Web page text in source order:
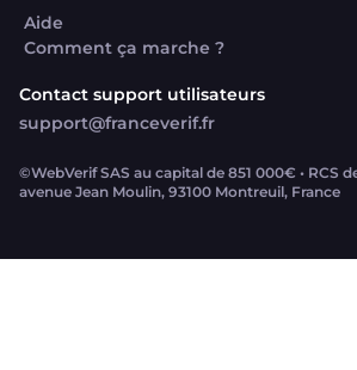
Aide
Comment ça marche ?
Contact support utilisateurs
support@franceverif.fr
©WebVerif SAS au capital de 851 000€ • RCS
avenue Jean Moulin, 93100 Montreuil, France